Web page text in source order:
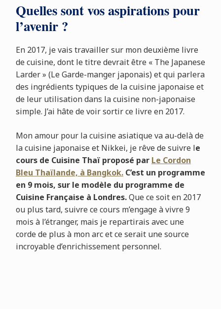
Quelles sont vos aspirations pour
l’avenir ?
En 2017, je vais travailler sur mon deuxième livre
de cuisine, dont le titre devrait être « The Japanese
Larder » (Le Garde-manger japonais) et qui parlera
des ingrédients typiques de la cuisine japonaise et
de leur utilisation dans la cuisine non-japonaise
simple. J’ai hâte de voir sortir ce livre en 2017.
Mon amour pour la cuisine asiatique va au-delà de
la cuisine japonaise et Nikkei, je rêve de suivre le
cours de Cuisine Thaï proposé par Le Cordon
Bleu Thaïlande, à Bangkok.C’est un programme
en 9 mois, sur le modèle du programme de
Cuisine Française à Londres.Que ce soit en 2017
ou plus tard, suivre ce cours m’engage à vivre 9
mois à l’étranger, mais je repartirais avec une
corde de plus à mon arc et ce serait une source
incroyable d’enrichissement personnel.